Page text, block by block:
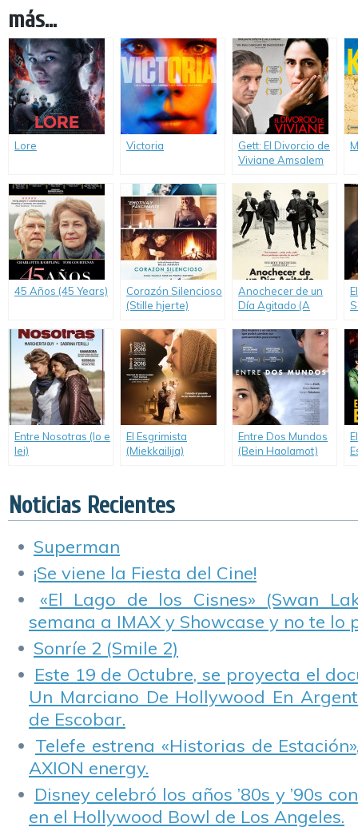
más...
Lore Victoria
Gett: El Divorcio de
Viviane Amsalem
45 Años (45 Years)
Corazón Silencioso
(Stille hjerte)
Anochecer de un
Día Agitado (A
Entre Nosotras (Io e
lei)
El Esgrimista
(Miekkailija)
Entre Dos Mundos
(Bein Haolamot)
Noticias Recientes
Superman
¡Se viene la Fiesta del Cine!
«El Lago de los Cisnes» (Swan
semana a IMAX y Showcase y no te lo
Sonríe 2 (Smile 2)
Este 19 de Octubre, se proyecta el
Un Marciano De Hollywood En
de Escobar.
Telefe estrena «Historias de
AXION energy.
Disney celebró los años ’80s y ’90s
en el Hollywood Bowl de Los Angeles.